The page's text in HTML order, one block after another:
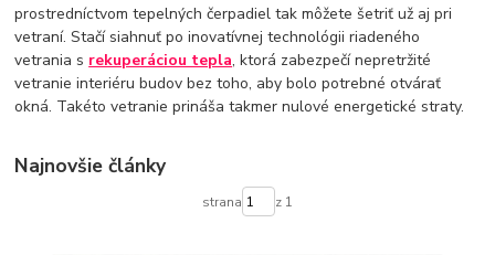
Termostatické hlavice na radiátory
Podlahové kúrenie
Vykurovacie súpravy-podlahové kúrenie
Skrinky pre rozdelovače podlahového kúrenia
Rozdelovače pre podlahové kúrenie
Čerpadlá pre podlahové kúrenie
Olejové ohrievače
Konvektorové ohrievače
Elektrické ohrievače
Bojlery
Prietokové bojlery
prostredníctvom tepelných čerpadiel tak môžete šetriť už aj pri
vetraní. Stačí siahnuť po inovatívnej technológii riadeného
vetrania s rekuperáciou tepla, ktorá zabezpečí nepretržité
vetranie interiéru budov bez toho, aby bolo potrebné otvárať
okná. Takéto vetranie prináša takmer nulové energetické straty.
Najnovšie články
strana z 1